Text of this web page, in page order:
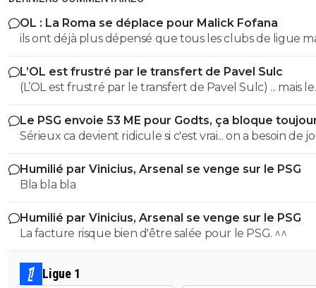
OL : La Roma se déplace pour Malick Fofana
ils ont déjà plus dépensé que tous les clubs de ligue
réunis hors quatar.. ils veulent juste profitez au
des clubs qui sont beaucoup plus mal lotis qu'eux
du plus fort tout simplement..
L’OL est frustré par le transfert de Pavel Sulc
(L’OL est frustré par le transfert de Pavel Sulc) ... mais le
public aussi commence a être frustré ... la vente de ces
"excellents" joueurs dont fait partie Pavel Sulc ... pour
récupérer quoi ? qui? À un moment donné il faudra
arriver a construire dans le long terme... et avec ,
avec , une équipe régulière ça finira par payer, mais là pour
l'instant, ???
Le PSG envoie 53 ME pour Godts, ça bloque
Sérieux ca devient ridicule si c'est vrai... on a besoin de
pour la supercoupe ! sérieux a 5 ou 7M€ pres, go !!
Humilié par Vinicius, Arsenal se venge sur le PSG
Bla bla bla
Humilié par Vinicius, Arsenal se venge sur le PSG
La facture risque bien d'être salée pour le PSG. ^^
Ligue 1